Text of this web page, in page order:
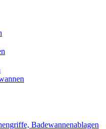
Badewannenablagen